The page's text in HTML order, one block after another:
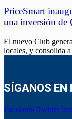
PriceSmart
una inversión de
El nuevo Club
locales, y consolida
SÍGANOS EN
Facebook Twitter